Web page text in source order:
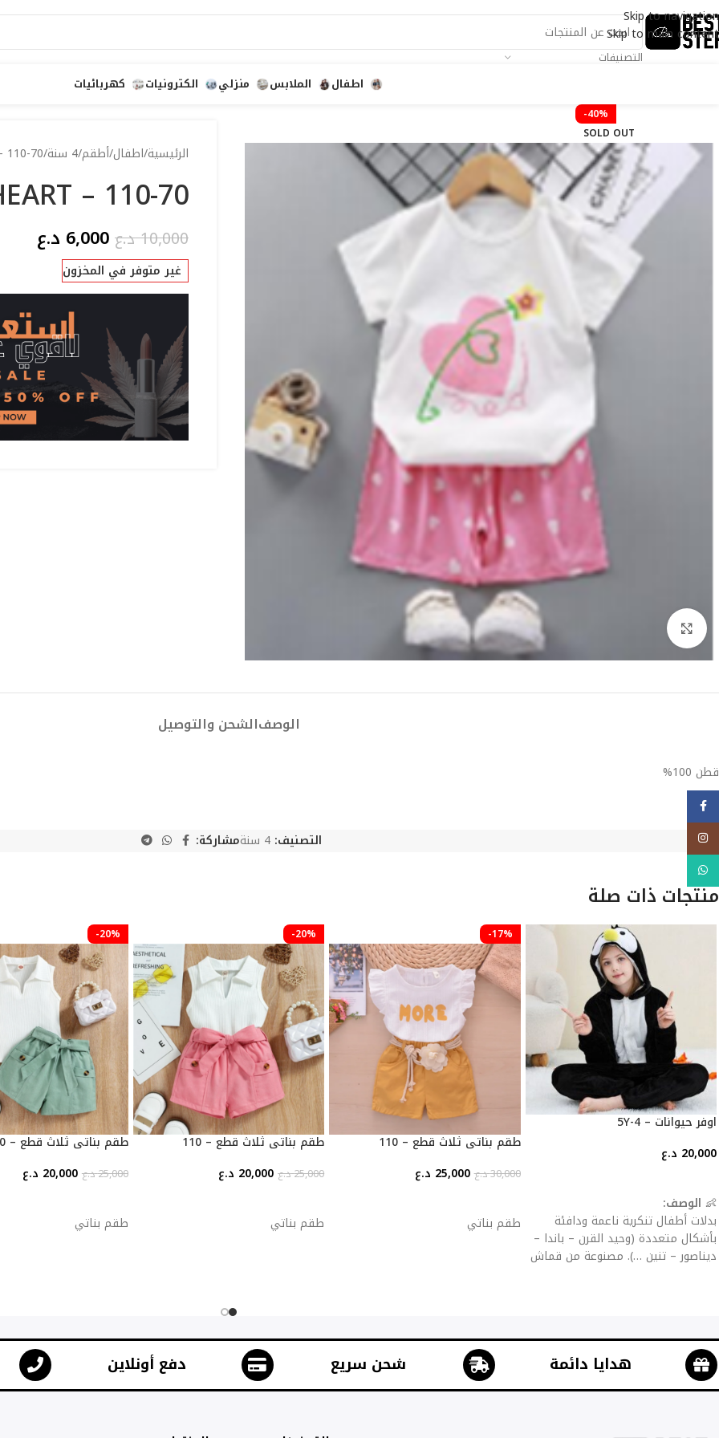
Skip to navigation
Skip to main content
التصنيفات
اطفال
الملابس منزلي الكترونيات كهربائيات
-40%
SOLD OUT
الرئيسية اطفالأطقم4 سنة 110-70
– 110-70
10,000د.ع6,000 د.ع
غير متوفر في المخزون
الوصفالشحن والتوصيل
قطن 100%
التصنيف: 4 سنة مشاركة:
منتجات ذات صلة
اوفر حيوانات – 4-5Y
20,000 د.ع
👶 الوصف:
بدلات أطفال تنكرية ناعمة ودافئة
بأشكال متعددة (وحيد القرن – باندا –
ديناصور – تنين …). مصنوعة من قماش
✨المميزات:
خامة مخملية ناعمة صديقة للبشرة.
تصاميم جذابة تضيف المرح للأطفال.
-17%
طقم بناتي ثلاث قطع – 110
30,000د.ع 25,000 د.ع
طقم بناتي
-20%
طقم بناتي ثلاث قطع – 110
25,000د.ع 20,000 د.ع
طقم بناتي
-20%
طقم بناتي ثلاث قطع – 110
25,000د.ع 20,000 د.ع
طقم بناتي
هدايا دائمة شحن سريع دفع أونلاين